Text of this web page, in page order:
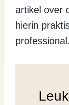
artikel over
hierin